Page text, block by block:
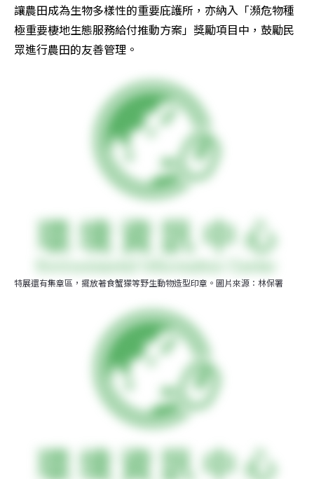
讓農田成為生物多樣性的重要庇護所，亦納入「瀕危物種
極重要棲地生態服務給付推動方案」獎勵項目中，鼓勵民
眾進行農田的友善管理。
特展還有集章區，擺放著食蟹獴等野生動物造型印章。圖片來源：林保署